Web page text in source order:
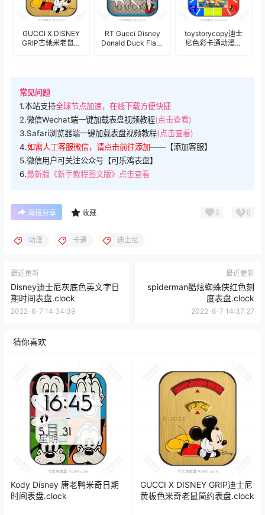
GUCCI X DISNEY
GRIP古驰米老鼠表
RT Gucci Disney
Donald Duck Flash
toystorycopy迪士
尼色彩卡通动漫人
常见问题
1.本站支持全球节点加速，在线下载方便快捷
2.微信Wechat端一键加载表盘视频教程(点击查看)
3.Safari浏览器端一键加载表盘视频教程(点击查看)
4.如需人工客服微信，请点击前往添加——【添加客服】
5.微信用户可关注公众号【可乐鸡表盘】
6.最新版《新手教程图文版》点击查看
海报分享 收藏 0 0
动漫 卡通 迪士尼
最近更新
Disney迪士尼灰底色英文字日
期时间表盘.clock
2022-6-7 14:34:39
最近更新
spiderman酷炫蜘蛛侠红色刻
度表盘.clock
2022-6-7 14:37:27
猜你喜欢
Kody Disney 唐老鸭米奇日期
时间表盘.clock
GUCCI X DISNEY GRIP迪士尼
黄板色米奇老鼠简约表盘.clock